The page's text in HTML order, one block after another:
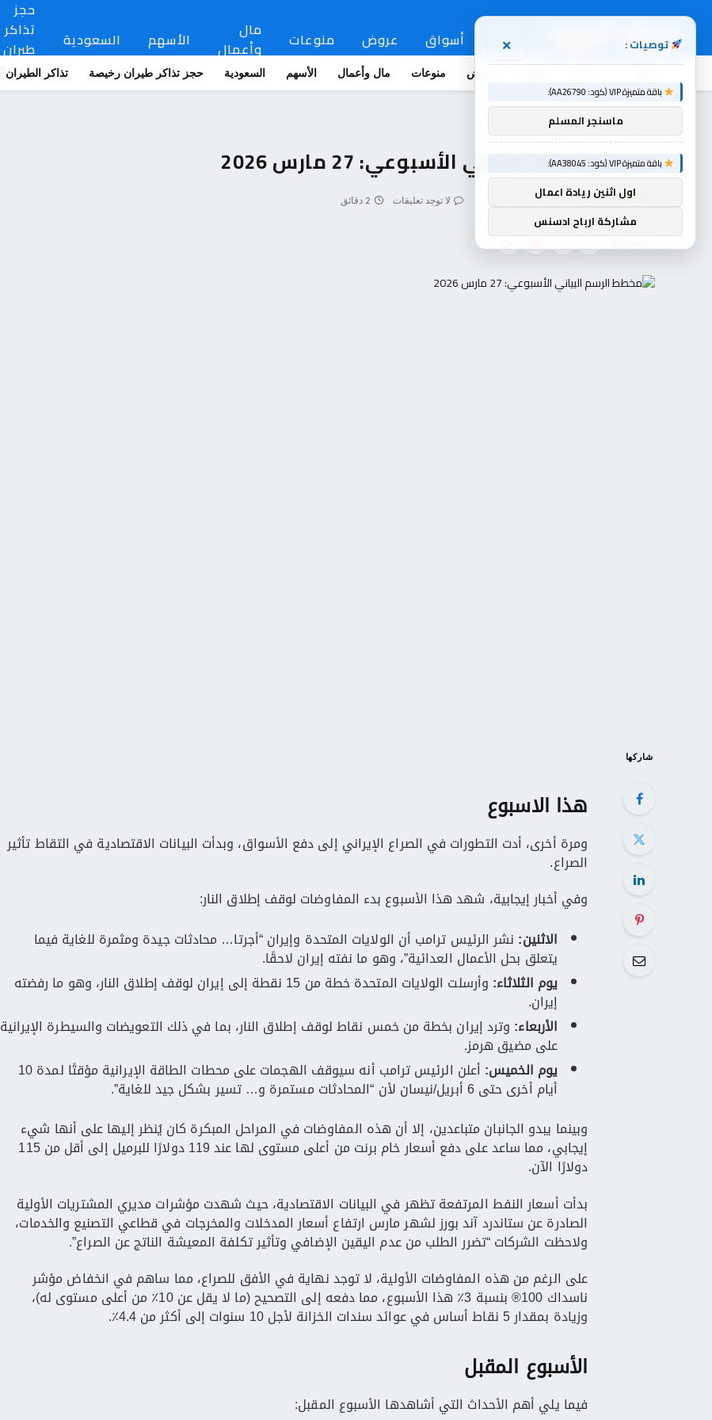
اخبار أسواق عروض منوعات
مال
وأعمال
الأسهم السعودية
حجز
تذاكر
طيران
رخيصة
عروض منوعات مال وأعمال الأسهم السعودية حجز تذاكر طيران رخيصة تذاكر الطيران
مخطط الرسم البياني الأسبوعي: 27 مارس 2026
بواسطة souq-arb لا توجد تعليقات 2 دقائق
شاركها
هذا الاسبوع
ومرة أخرى، أدت التطورات في الصراع الإيراني إلى دفع الأسواق، وبدأت البيانات الاقتصادية في التقاط تأثير
الصراع.
وفي أخبار إيجابية، شهد هذا الأسبوع بدء المفاوضات لوقف إطلاق النار:
الاثنين: نشر الرئيس ترامب أن الولايات المتحدة وإيران “أجرتا… محادثات جيدة ومثمرة للغاية فيما
يتعلق بحل الأعمال العدائية”، وهو ما نفته إيران لاحقًا.
يوم الثلاثاء:
وأرسلت الولايات المتحدة خطة من 15 نقطة إلى إيران لوقف إطلاق النار، وهو ما رفضته
إيران.
الأربعاء: وترد إيران بخطة من خمس نقاط لوقف إطلاق النار، بما في ذلك التعويضات والسيطرة الإيرانية
على مضيق هرمز.
يوم الخميس:
أعلن الرئيس ترامب أنه سيوقف الهجمات على محطات الطاقة الإيرانية مؤقتًا لمدة 10
أيام أخرى حتى 6 أبريل/نيسان لأن “المحادثات مستمرة و… تسير بشكل جيد للغاية”.
وبينما يبدو الجانبان متباعدين، إلا أن هذه المفاوضات في المراحل المبكرة كان يُنظر إليها على أنها شيء
إيجابي، مما ساعد على دفع أسعار خام برنت من أعلى مستوى لها عند 119 دولارًا للبرميل إلى أقل من 115
دولارًا الآن.
بدأت أسعار النفط المرتفعة تظهر في البيانات الاقتصادية، حيث شهدت مؤشرات مديري المشتريات الأولية
الصادرة عن ستاندرد آند بورز لشهر مارس ارتفاع أسعار المدخلات والمخرجات في قطاعي التصنيع والخدمات،
ولاحظت الشركات “تضرر الطلب من عدم اليقين الإضافي وتأثير تكلفة المعيشة الناتج عن الصراع”.
على الرغم من هذه المفاوضات الأولية، لا توجد نهاية في الأفق للصراع، مما ساهم في انخفاض مؤشر
ناسداك 100® بنسبة 3٪ هذا الأسبوع، مما دفعه إلى التصحيح (ما لا يقل عن 10٪ من أعلى مستوى له)،
وزيادة بمقدار 5 نقاط أساس في عوائد سندات الخزانة لأجل 10 سنوات إلى أكثر من 4.4٪.
الأسبوع المقبل
فيما يلي أهم الأحداث التي أشاهدها الأسبوع المقبل:
توصيات : ×
باقة متميزة VIP (كود: AA26790):
ماسنجر المسلم
باقة متميزة VIP (كود: AA38045):
اول اثنين ريادة اعمال
مشاركة ارباح ادسنس